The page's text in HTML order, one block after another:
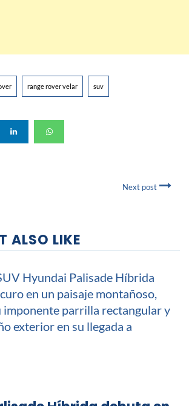
range rover velar suv
Next post
ALSO LIKE